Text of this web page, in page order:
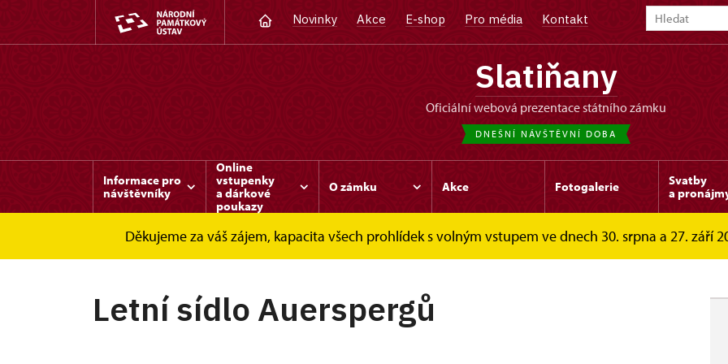
Novinky Akce E-shop Pro média Kontakt
Slatiňany
oficiální webová prezentace státního zámku
DNEŠNÍ NÁVŠTĚVNÍ DOBA
Informace pro
návštěvníky
Online
vstupenky
a dárkové
poukazy
O zámku Akce Fotogalerie
Svatby
a
Děkujeme za váš zájem, kapacita všech prohlídek s volným vstupem ve dnech 30. srpna a 27. září
Slatiňany Informace pro návštěvníky Prohlídkové okruhy Letní sídlo Auerspergů
Letní sídlo Auerspergů